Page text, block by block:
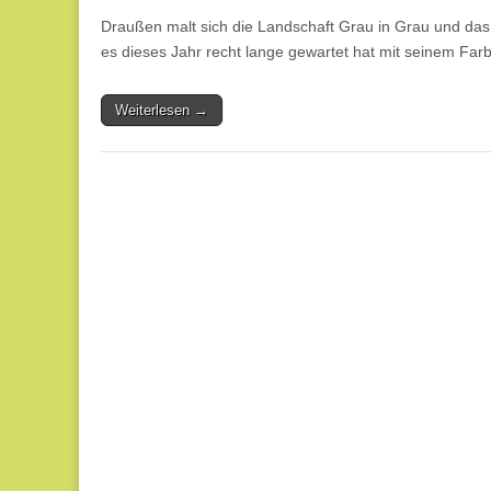
Draußen malt sich die Landschaft Grau in Grau und
es dieses Jahr recht lange gewartet hat mit seinem
Weiterlesen →